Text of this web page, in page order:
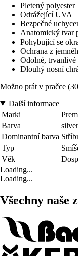
Pletený polyester
Odrážející UVA
Bezpečné
Anatomický tvar
Pohybující se
Ochrana z
Odolné, trvanlivé
Dlouhý nosní
Možno prát v pračce
Další informace
Marki
Barva
silver
Dominantní barva
Typ
Věk
Loading...
Loading...
Všechny naše